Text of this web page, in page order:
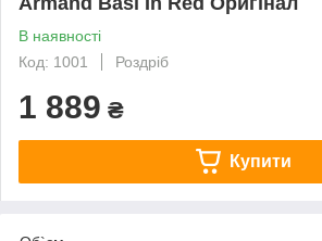
В наявності
Код: 1001
Роздріб
1 889 ₴
Купити